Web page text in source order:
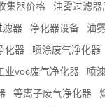
集器价格 油雾过滤器
滤器 净化器设备 油
化器 喷涂废气净化器
业voc废气净化器 喷
等离子废气净化器